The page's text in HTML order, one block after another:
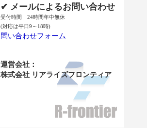
✔ メールによるお問い合わせ
受付時間 24時間年中無休
(対応は平日9～18時)
問い合わせフォーム
運営会社：
株式会社 リアライズフロンティア